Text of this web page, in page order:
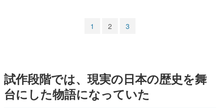
運営：株式会社マレ
1 2 3
試作段階では、現実の日本の歴史を舞
台にした物語になっていた